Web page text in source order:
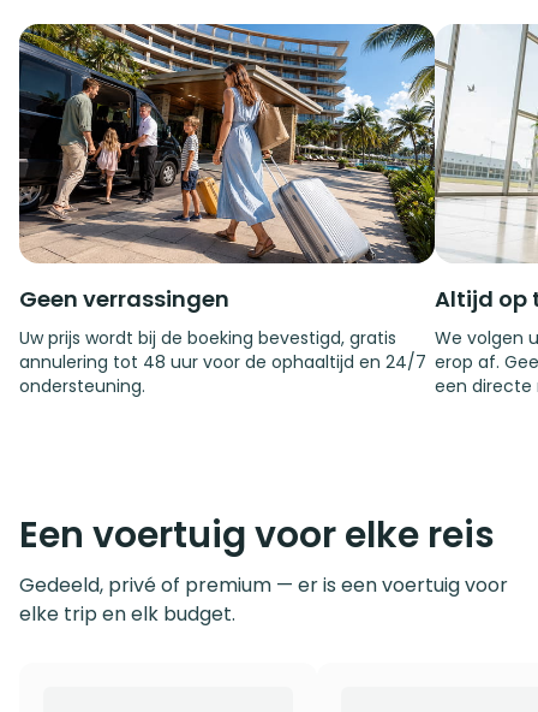
Geen verrassingen
Uw prijs wordt bij de boeking bevestigd, gratis
annulering tot 48 uur voor de ophaaltijd en 24/7
ondersteuning.
Altijd op
We volgen
erop af.
een directe
Een voertuig voor elke reis
Gedeeld, privé of premium — er is een voertuig voor
elke trip en elk budget.